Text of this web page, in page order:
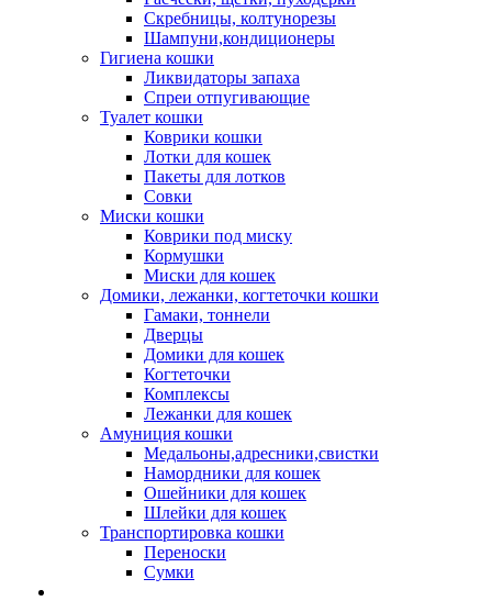
Скребницы, колтунорезы
Шампуни,кондиционеры
Гигиена кошки
Ликвидаторы запаха
Спреи отпугивающие
Туалет кошки
Коврики кошки
Лотки для кошек
Пакеты для лотков
Совки
Миски кошки
Коврики под миску
Кормушки
Миски для кошек
Домики, лежанки, когтеточки кошки
Гамаки, тоннели
Дверцы
Домики для кошек
Когтеточки
Комплексы
Лежанки для кошек
Амуниция кошки
Медальоны,адресники,свистки
Намордники для кошек
Ошейники для кошек
Шлейки для кошек
Транспортировка кошки
Переноски
Сумки